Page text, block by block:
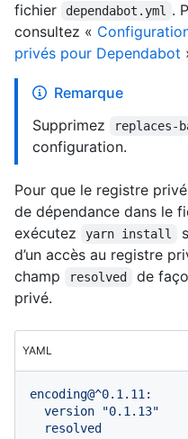
fichier
dependabot.yml
.
consultez «
privés pour Dependabot
Remarque
Supprimez
replaces-
configuration.
Pour que le registre
de dépendance dans le
exécutez
yarn install
d’un accès au registre
champ
resolved
de
privé.
YAML
encoding@^0.1.11:
version
"0.1.13"
resolved